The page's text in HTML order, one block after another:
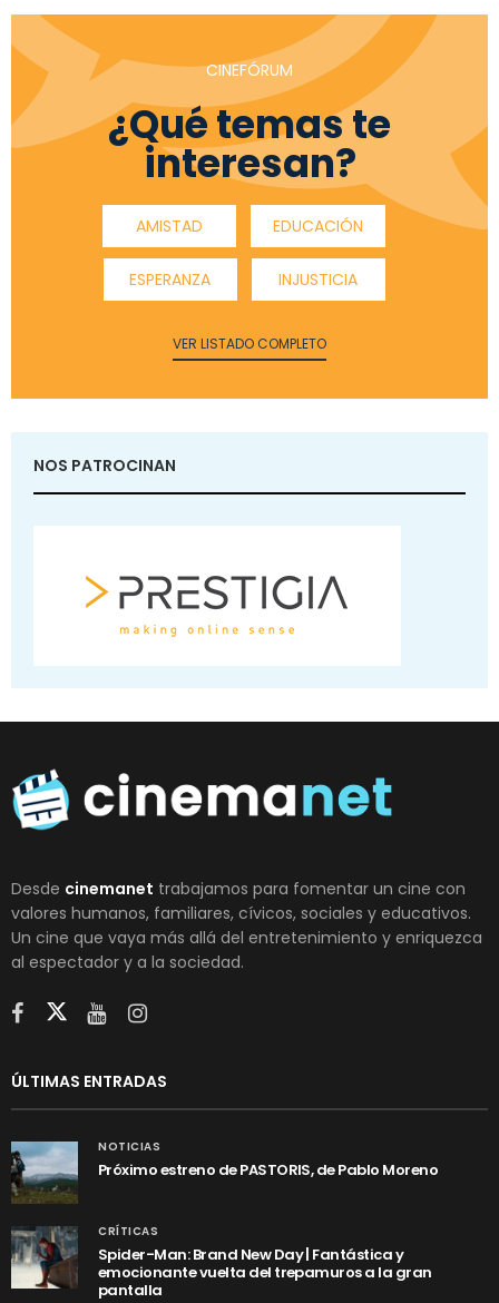
CINEFÓRUM
¿Qué temas te
interesan?
AMISTAD EDUCACIÓN
ESPERANZA INJUSTICIA
VER LISTADO COMPLETO
NOS PATROCINAN
Desde cinemanet trabajamos para fomentar un cine con
valores humanos, familiares, cívicos, sociales y educativos.
Un cine que vaya más allá del entretenimiento y enriquezca
al espectador y a la sociedad.
ÚLTIMAS ENTRADAS
NOTICIAS
Próximo estreno de PASTORIS, de Pablo Moreno
CRÍTICAS
Spider-Man: Brand New Day | Fantástica y
emocionante vuelta del trepamuros a la gran
pantalla